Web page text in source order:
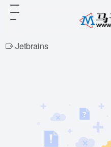
Jetbrains